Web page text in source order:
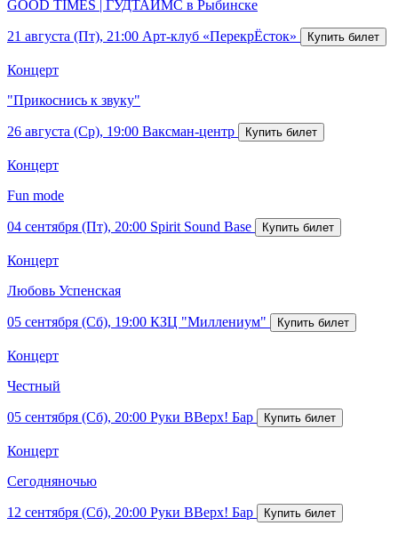
GOOD TIMES | ГУДТАЙМС в Рыбинске
21 августа (Пт), 21:00 Арт-клуб «ПерекрЁсток»
Концерт
"Прикоснись к звуку"
26 августа (Ср), 19:00 Ваксман-центр
Концерт
Fun mode
04 сентября (Пт), 20:00 Spirit Sound Base
Концерт
Любовь Успенская
05 сентября (Сб), 19:00 КЗЦ "Миллениум"
Концерт
Честный
05 сентября (Сб), 20:00 Руки ВВерх! Бар
Концерт
Сегодняночью
12 сентября (Сб), 20:00 Руки ВВерх! Бар